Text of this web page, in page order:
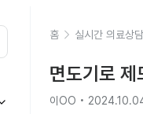
홈 실시간 의료상담
면도기로
이OO •